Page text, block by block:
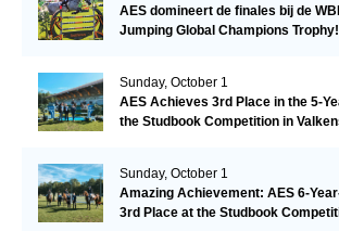
AES domineert de finales bij de
Jumping Global Champions Trophy!
Sunday, October 1
AES Achieves 3rd Place in the 5-
the Studbook Competition in
Sunday, October 1
Amazing Achievement: AES 6-
3rd Place at the Studbook